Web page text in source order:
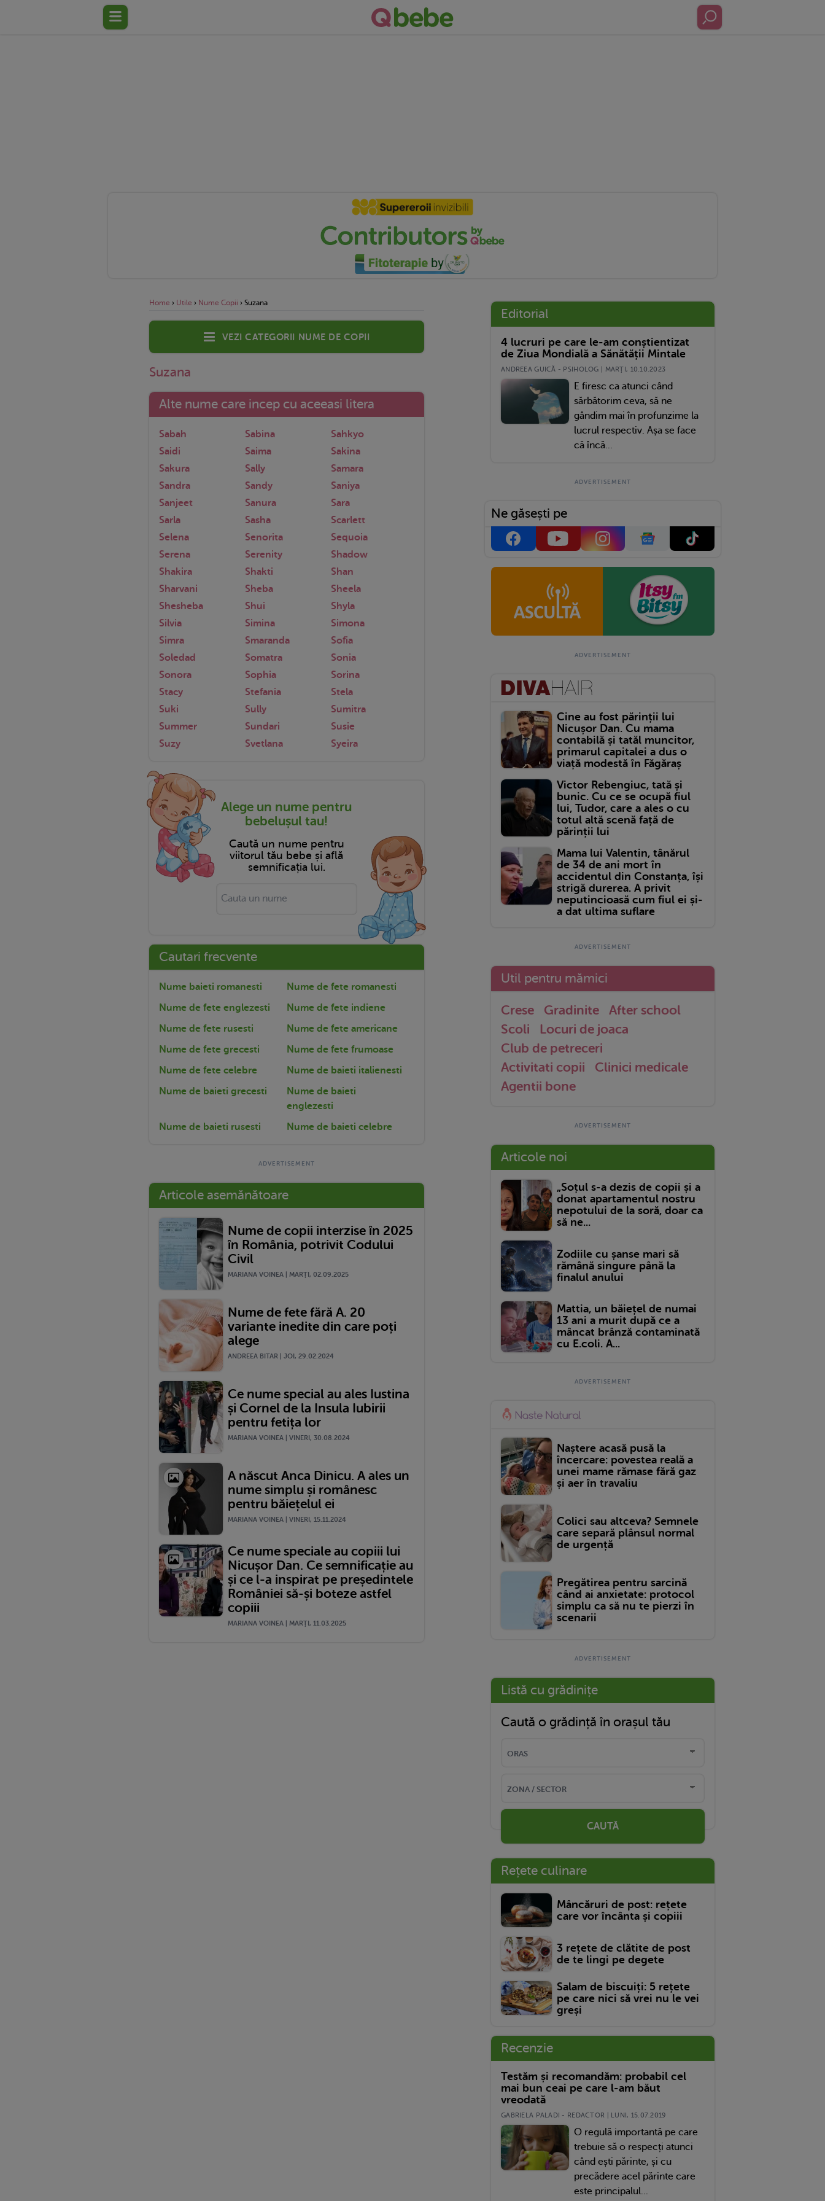
Home › Utile › Nume Copii › Suzana
Vezi categorii nume de copii
Suzana
Alte nume care incep cu aceeasi litera
Sabah Sabina
Sahkyo
Saidi
Saima
Sakina
Sakura
Sally
Samara
Sandra
Sandy
Saniya
Sanjeet
Sanura
Sara
Sarla
Sasha
Scarlett
Selena
Senorita
Sequoia
Serena
Serenity
Shadow
Shakira
Shakti
Shan
Sharvani
Sheba
Sheela
Shesheba
Shui
Shyla
Silvia
Simina
Simona
Simra
Smaranda
Sofia
Soledad
Somatra
Sonia
Sonora
Sophia
Sorina
Stacy
Stefania
Stela
Suki
Sully
Sumitra
Summer
Sundari
Susie
Suzy
Svetlana Syeira
Alege un nume pentru
bebelușul tau!
Caută un nume pentru
viitorul tău bebe și află
semnificația lui.
Cautari frecvente
Nume baieti romanesti
Nume de fete romanesti
Nume de fete englezesti
Nume de fete indiene
Nume de fete rusesti
Nume de fete americane
Nume de fete grecesti
Nume de fete frumoase
Nume de fete celebre
Nume de baieti italienesti
Nume de baieti grecesti
Nume de baieti
englezesti
Nume de baieti rusesti
Nume de baieti celebre
Articole asemănătoare
Nume de copii interzise în 2025
în România, potrivit Codului
Civil
MARIANA VOINEA | MARŢI, 02.09.2025
Nume de fete fără A. 20
variante inedite din care poți
alege
ANDREEA BITAR | JOI, 29.02.2024
Ce nume special au ales Iustina
și Cornel de la Insula Iubirii
pentru fetița lor
MARIANA VOINEA | VINERI, 30.08.2024
A născut Anca Dinicu. A ales un
nume simplu și românesc
pentru băiețelul ei
MARIANA VOINEA | VINERI, 15.11.2024
Ce nume speciale au copiii lui
Nicușor Dan. Ce semnificație au
și ce l-a inspirat pe președintele
României să-și boteze astfel
copiii
MARIANA VOINEA | MARŢI, 11.03.2025
Editorial
4 lucruri pe care le-am conștientizat
de Ziua Mondială a Sănătății Mintale
ANDREEA GUICĂ - PSIHOLOG | MARŢI, 10.10.2023
E firesc ca atunci când
sărbătorim ceva, să ne
gândim mai în profunzime la
lucrul respectiv. Așa se face
că încă...
Ne găsești pe
Cine au fost părinții lui
Nicușor Dan. Cu mama
contabilă și tatăl muncitor,
primarul capitalei a dus o
viață modestă în Făgăraș
Victor Rebengiuc, tată și
bunic. Cu ce se ocupă fiul
lui, Tudor, care a ales o cu
totul altă scenă față de
părinții lui
Mama lui Valentin, tânărul
de 34 de ani mort în
accidentul din Constanța, își
strigă durerea. A privit
neputincioasă cum fiul ei și-
a dat ultima suflare
Util pentru mămici
Crese Gradinite
After school
Scoli
Locuri de joaca
Club de petreceri
Activitati copii
Clinici medicale
Agentii bone
Articole noi
„Soțul s-a dezis de copii și a
donat apartamentul nostru
nepotului de la soră, doar ca
să ne...
Zodiile cu șanse mari să
rămână singure până la
finalul anului
Mattia, un băiețel de numai
13 ani a murit după ce a
mâncat brânză contaminată
cu E.coli. A...
Naștere acasă pusă la
încercare: povestea reală a
unei mame rămase fără gaz
și aer în travaliu
Colici sau altceva? Semnele
care separă plânsul normal
de urgență
Pregătirea pentru sarcină
când ai anxietate: protocol
simplu ca să nu te pierzi în
scenarii
Listă cu grădinițe
Caută o grădință în orașul tău
CAUTĂ
Rețete culinare
Mâncăruri de post: rețete
care vor încânta și copiii
3 rețete de clătite de post
de te lingi pe degete
Salam de biscuiți: 5 rețete
pe care nici să vrei nu le vei
greși
Recenzie
Testăm și recomandăm: probabil cel
mai bun ceai pe care l-am băut
vreodată
GABRIELA PALADI - REDACTOR | LUNI, 15.07.2019
O regulă importantă pe care
trebuie să o respecți atunci
când ești părinte, și cu
precădere acel părinte care
este principalul...